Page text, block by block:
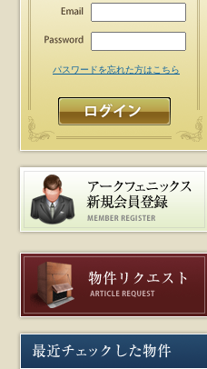
パスワードを忘れた方はこちら